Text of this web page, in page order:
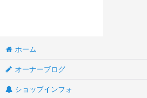
ホーム
オーナーブログ
ショップインフォ